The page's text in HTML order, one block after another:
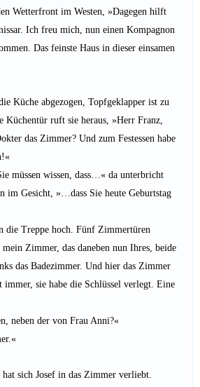
Wetterfront im Westen, »Dagegen hilft
Ich freu mich, nun einen Kompagnon
Das feinste Haus in dieser einsamen
Küche abgezogen, Topfgeklapper ist zu
Küchentür ruft sie heraus, »Herr Franz,
das Zimmer? Und zum Festessen habe
müssen wissen, dass…« da unterbricht
im Gesicht, »…dass Sie heute Geburtstag
die Treppe hoch. Fünf Zimmertüren
Zimmer, das daneben nun Ihres, beide
das Badezimmer. Und hier das Zimmer
immer, sie habe die Schlüssel verlegt. Eine
neben der von Frau Anni?«
sich Josef in das Zimmer verliebt.